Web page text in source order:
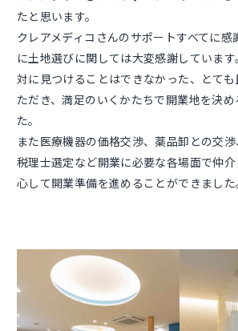
たと思います。
クレアメディコさんのサポートすべてに
に土地選びに関しては大変感謝していま
対に見つけることはできなかった、とて
ただき、満足のいくかたちで開業地を決
た。
また医療機器の価格交渉、薬品卸との交渉
税理士選定など開業に必要な各場面で仲
心して開業準備を進めることができました